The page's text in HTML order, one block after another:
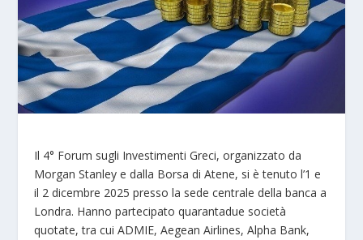
Il 4° Forum sugli Investimenti Greci, organizzato da
Morgan Stanley e dalla Borsa di Atene, si è tenuto l’1 e
il 2 dicembre 2025 presso la sede centrale della banca a
Londra. Hanno partecipato quarantadue società
quotate, tra cui ADMIE, Aegean Airlines, Alpha Bank,